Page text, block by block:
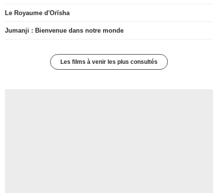
Le Royaume d'Orïsha
Jumanji : Bienvenue dans notre monde
Les films à venir les plus consultés